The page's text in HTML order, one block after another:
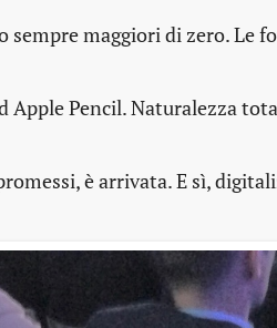
sempre maggiori di zero. Le
Apple Pencil. Naturalezza
è arrivata. E sì,